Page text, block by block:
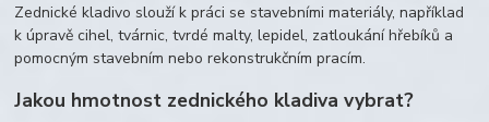
Zednické kladivo slouží k práci se stavebními materiály, například
k úpravě cihel, tvárnic, tvrdé malty, lepidel, zatloukání hřebíků a
pomocným stavebním nebo rekonstrukčním pracím.
Jakou hmotnost zednického kladiva vybrat?